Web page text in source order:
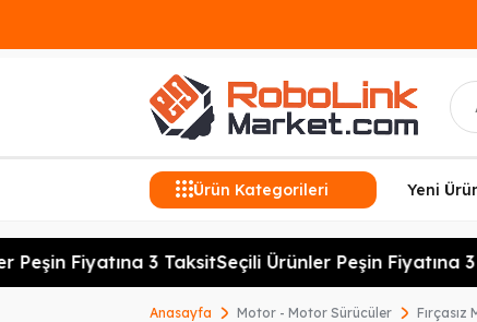
Ara
Ürün Kategorileri Yeni
Peşin Fiyatına 3 TaksitSeçili Ürünler Peşin Fiyatına 3
Anasayfa Motor - Motor Sürücüler Fırçasız